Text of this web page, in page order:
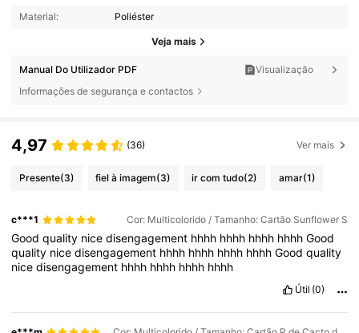
Material: Poliéster
Veja mais
Manual Do Utilizador PDF
Visualização
Informações de segurança e contactos
4,97 (36) Ver mais
Presente(3) fiel à imagem(3) ir com tudo(2) amar(1)
c***1 Cor: Multicolorido / Tamanho: Cartão Sunflower S
Goodquality nicedisengagement hhhh hhhh hhhh hhhhGood
quality nicedisengagement hhhh hhhh hhhh hhhhGoodquality
nicedisengagement hhhh hhhh hhhh hhhh
Útil (0)